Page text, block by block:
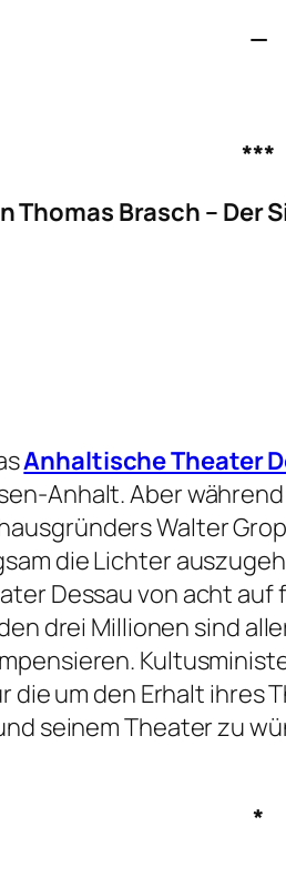
—
***
Thomas Brasch – Der
Anhaltische Theater
Anhalt. Aber
Walter
die Lichter
Dessau von acht
drei Millionen sind
um den Erhalt ihres
seinem Theater zu
*